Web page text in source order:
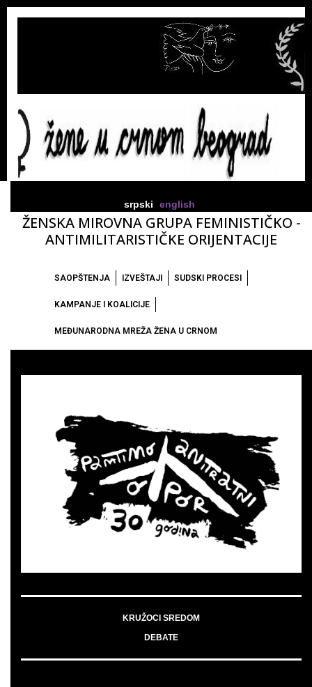
srpski english
ŽENSKA MIROVNA GRUPA FEMINISTIČKO -
ANTIMILITARISTIČKE ORIJENTACIJE
SAOPŠTENJA IZVEŠTAJI SUDSKI PROCESI
KAMPANJE I KOALICIJE
MEĐUNARODNA MREŽA ŽENA U CRNOM
KRUŽOCI SREDOM
DEBATE